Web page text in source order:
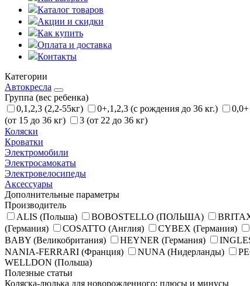
Каталог товаров
Акции и скидки
Как купить
Оплата и доставка
Контакты
Категории
Автокресла
Группа (вес ребенка)
0,1,2,3 (2,2-55кг)
0+,1,2,3 (с рождения до 36 кг.)
(от 15 до 36 кг)
3 (от 22 до 36 кг)
Коляски
Кроватки
Электромобили
Электросамокаты
Электровелосипеды
Аксессуары
Дополнительные параметры
Производитель
ALIS (Польша)
BOBOSTELLO (ПОЛЬША)
(Германия)
COSATTO (Англия) CYBEX (Германия)
BABY (Великобритания)
HEYNER (Германия)
NANIA-FERRARI (Франция)
NUNA (Нидерланды)
WELLDON (Польша)
Полезные статьи
Коляска-люлька для новорожденного: плюсы и минусы